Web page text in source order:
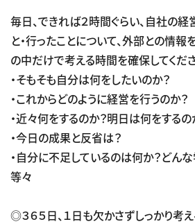
毎日、できれば２時間ぐらい、自社の経
と・行ったことについて、外部との情報
の中だけで考える時間を確保してくださ
・そもそも自分は何をしたいのか？
・これからどのように経営を行うのか？
・近々何をするのか？明日は何をするの
・今日の成果と反省は？
・自分に不足しているのは何か？どん
等々
◎３６５日、１日も欠かさずしっかり考